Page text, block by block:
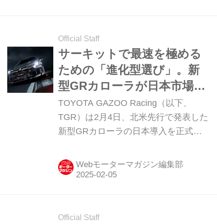
まつわるこだわりポイントをば。
Official Staff
サーキットで最速を極める
ための「進化型選び」。新
型GRカローラが日本市場で
の受注を開始【どうせなら
トップを狙え編】
TOYOTA GAZOO Racing（以下、
TGR）は2月4日、北米先行で発表した
新型GRカローラの日本導入を正式に
ンからの学びを生かして、限界領域は
もちろん日常使いにおいても「ずっと
たってご紹介。前編は、かつてない
Webモーターマガジン編集部
Official Staff